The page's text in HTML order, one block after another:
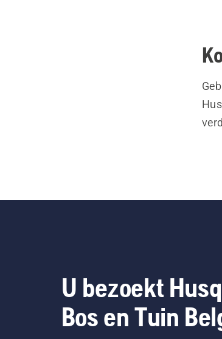
U bezoekt
Bos en Tuin